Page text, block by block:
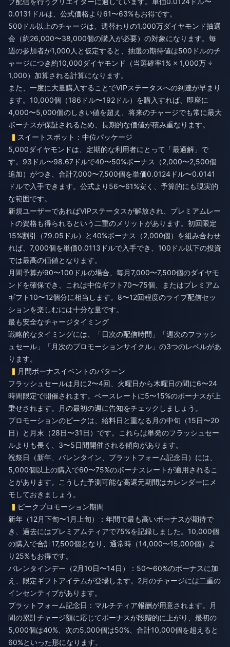
0.0131ドルは、公式価格より61〜63%もお得です。
500ドル以上のチャージは、週替わりの1,000万ダイヤモンド抽選
会（約26,000〜38,000個の購入が必要）の対象になります。毎
週の参加者が1,000人と仮定すると、抽選の期待値は500ドルのチ
ャージにつき約10,000ダイヤモンド（当選確率1% × 1,000万 ÷
1,000）加算される計算になります。
また、一度に大量購入することでVIPステータスへの到達が早まり
ます。10,000個（186ドル〜192ドル）を購入すれば、即座に
4,000〜5,000個のしきい値を超え、将来のチャージでも常に最大
ボーナスが保証されるため、長期的な価値が積み重なります。
スイートスポット：中位パッケージ
5,000ダイヤモンドは、定期的な利用者にとって「最適解」で
す。93ドル〜98.67ドルで40〜50%ボーナス（2,000〜2,500個
追加）がつき、合計7,000〜7,500個を単価0.0124ドル〜0.0141
ドルで入手できます。公式より56〜61%安く、予算的にも現実的
な範囲です。
新規ユーザーであればVIPステータスが解放され、プレミアムレー
トの資格も得られるという二重のメリットがあります。初回限定
15%割引（79.05ドル）と40%ボーナス（2,000個）を組み合わせ
れば、7,000個を単価0.0113ドルで入手でき、100ドル以下の投資
では最高の価値となります。
月間予算が90〜100ドルの場合、毎月7,000〜7,500個のダイヤモ
ンドを確保でき、これは中位ギフト70〜75個、またはプレミアム
ギフト10〜12個分に相当します。8〜12回程度のライブ配信セッ
ションを楽しむには十分な量です。
最も安全なチャージタイミング
戦略的なタイミングには、「日次の配信時間」「週次のフラッシ
ュセール」「月次のプロモーションサイクル」の3つのレベルがあ
ります。
月間ボーナスイベントのパターン
フラッシュセールは月に2〜4回、火曜日から木曜日の間に6〜24
時間限定で開催されます。ベースレートに5〜15%のボーナスが上
乗せされます。月の最初の週に告知をチェックしましょう。
プロモーションのピークは、給料日と重なる月の中旬（15日〜20
日）と月末（28日〜31日）です。これらは単発のフラッシュセー
ルよりも長く、3〜5日間開催される傾向があります。
祝祭日（新年、バレンタイン、プラットフォーム記念日）には、
5,000個以上の購入で60〜75%のボーナスレートが適用されるこ
とがあります。こうした予測可能な高還元期間はカレンダーにメ
モしておきましょう。
ピークプロモーション期間
新年（12月下旬〜1月上旬）：年間で最も高いボーナスが期待で
き、過去にはプレミアムティアで75%を記録しました。10,000個
の購入で合計17,500個となり、通常時（14,000〜15,000個）よ
り25%もお得です。
バレンタインデー（2月10日〜14日）：50〜60%のボーナスに加
え、限定ギフトアイテムが登場します。2月のチャージには二重の
インセンティブがあります。
プラットフォーム記念日：マルチティア報酬が用意されます。月
間の累計チャージ額に応じてボーナスが段階的に上がり、最初の
5,000個は40%、次の5,000個は50%、合計10,000個を超えると
60%といった形になります。